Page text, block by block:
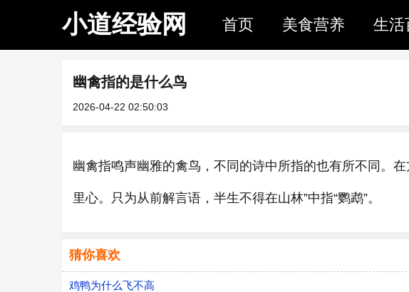
小道经验网 首页 美食营养 生活
幽禽指的是什么鸟
2026-04-22 02:50:03
幽禽指鸣声幽雅的禽鸟，不同的诗中所指的也有所不同。
里心。只为从前解言语，半生不得在山林”中指“鹦鹉”。
猜你喜欢
鸡鸭为什么飞不高